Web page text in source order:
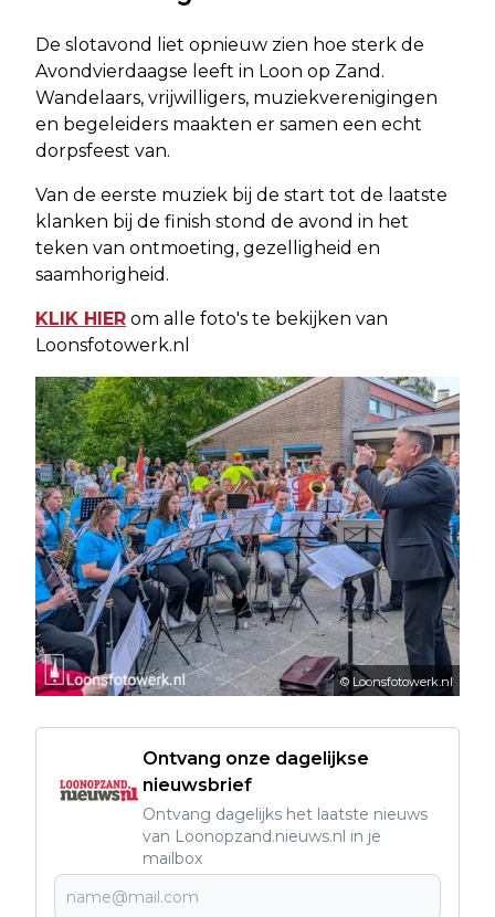
De slotavond liet opnieuw zien hoe sterk de
Avondvierdaagse leeft in Loon op Zand.
Wandelaars, vrijwilligers, muziekverenigingen
en begeleiders maakten er samen een echt
dorpsfeest van.
Van de eerste muziek bij de start tot de laatste
klanken bij de finish stond de avond in het
teken van ontmoeting, gezelligheid en
saamhorigheid.
KLIK HIER om alle foto's te bekijken van
Loonsfotowerk.nl
© Loonsfotowerk.nl
Ontvang onze dagelijkse
nieuwsbrief
Ontvang dagelijks het laatste nieuws
van Loonopzand.nieuws.nl in je
mailbox